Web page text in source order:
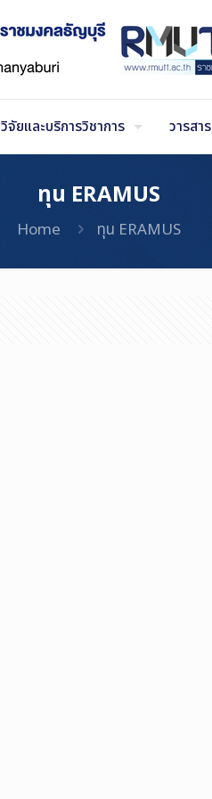
วิจัยและบริการวิชาการ วารสาร
ทุน ERAMUS
Home ทุน ERAMUS